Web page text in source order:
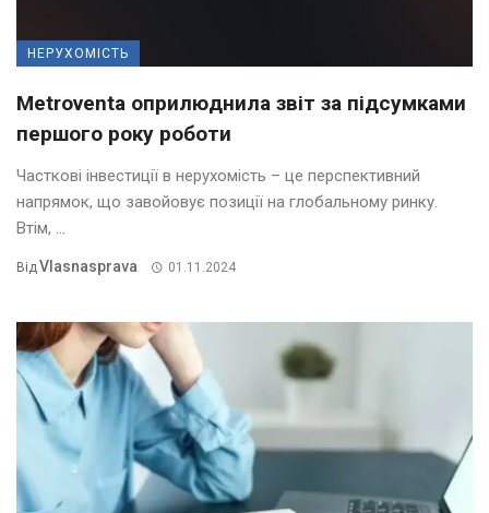
НЕРУХОМІСТЬ
Metroventa оприлюднила звіт за підсумками
першого року роботи
Часткові інвестиції в нерухомість – це перспективний
напрямок, що завойовує позиції на глобальному ринку.
Втім, ...
ВідVlasnasprava 01.11.2024